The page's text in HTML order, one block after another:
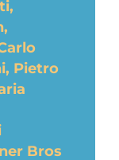
Pietro
Bros